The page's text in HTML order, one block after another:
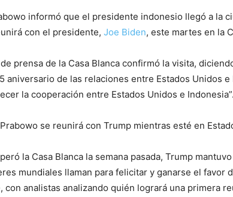
informó que el presidente indonesio llegó a la
con el presidente, Joe Biden, este martes en la
prensa de la Casa Blanca confirmó la visita,
aniversario de las relaciones entre Estados Unidos e
la cooperación entre Estados Unidos e Indonesia”.
se reunirá con Trump mientras esté en
la Casa Blanca la semana pasada, Trump
mundiales llaman para felicitar y ganarse el favor
con analistas analizando quién logrará una primera